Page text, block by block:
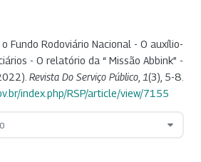
Fundo Rodoviário Nacional - O auxílio-
- O relatório da “ Missão Abbink” -
Revista Do Serviço Público 1(3), 5-8.
index.php/RSP/article/view/7155